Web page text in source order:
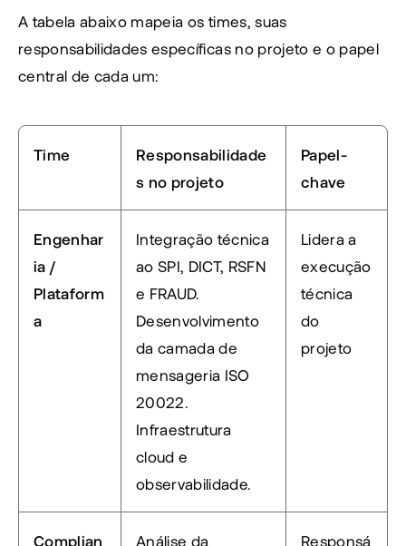
A tabela abaixo mapeia os times, suas
responsabilidades específicas no projeto e o papel
central de cada um:
Time
Responsabilidade
s no projeto
Papel-
chave
Engenhar
ia /
Plataform
a
Integração técnica
ao SPI, DICT, RSFN
e FRAUD.
Desenvolvimento
da camada de
mensageria ISO
20022.
Infraestrutura
cloud e
observabilidade.
Lidera a
execução
técnica
do
projeto
Complian Análise da Responsá